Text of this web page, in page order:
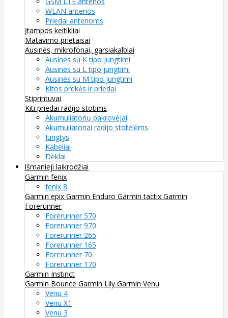
WLAN antenos
Priedai antenoms
Įtampos keitikliai
Matavimo prietaisai
Ausinės, mikrofonai, garsiakalbiai
Ausinės su K tipo jungtimi
Ausinės su L tipo jungtimi
Ausinės su M tipo jungtimi
Kitos prekės ir priedai
Stiprintuvai
Kiti priedai radijo stotims
Akumuliatorių pakrovėjai
Akumuliatoriai radijo stotelėms
Jungtys
Kabeliai
Dėklai
Išmanieji laikrodžiai
Garmin fenix
fenix 8
Garmin epix Garmin Enduro Garmin tactix Garmin
Forerunner
Forerunner 570
Forerunner 970
Forerunner 265
Forerunner 165
Forerunner 70
Forerunner 170
Garmin Instinct
Garmin Bounce Garmin Lily Garmin Venu
Venu 4
Venu X1
Venu 3